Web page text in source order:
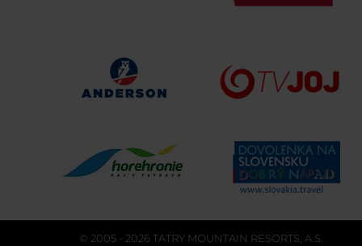
© 2005 - 2026 TATRY MOUNTAIN RESORTS, A.S.